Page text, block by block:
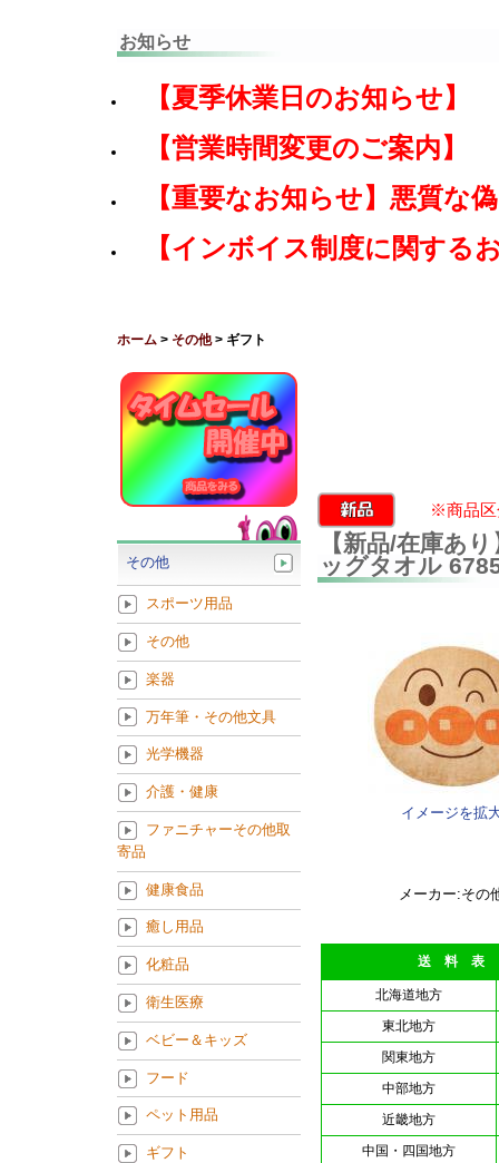
お知らせ
【夏季休業日のお知らせ】
【営業時間変更のご案内】
【重要なお知らせ】悪質な
【インボイス制度に関する
ホーム > その他> ギフト
※商品区
【新品/在庫あ
ッグタオル
イメージを拡
メーカー:その
送 料 表
北海道地方
東北地方
関東地方
中部地方
近畿地方
中国・四国地方
その他
スポーツ用品
その他
楽器
万年筆・その他文具
光学機器
介護・健康
ファニチャーその他取
寄品
健康食品
癒し用品
化粧品
衛生医療
ベビー＆キッズ
フード
ペット用品
ギフト